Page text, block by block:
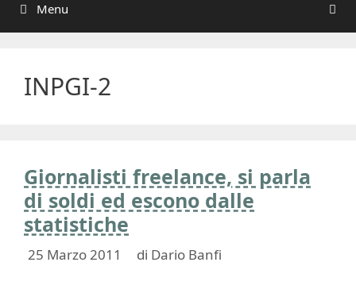
Menu
INPGI-2
Giornalisti freelance, si parla
di soldi ed escono dalle
statistiche
25 Marzo 2011 di Dario Banfi